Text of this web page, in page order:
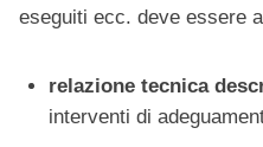
eseguiti ecc. deve essere
relazione tecnica
interventi di